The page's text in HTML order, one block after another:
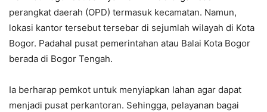
perangkat daerah (OPD) termasuk kecamatan. Namun,
lokasi kantor tersebut tersebar di sejumlah wilayah di Kota
Bogor. Padahal pusat pemerintahan atau Balai Kota Bogor
berada di Bogor Tengah.
Ia berharap pemkot untuk menyiapkan lahan agar dapat
menjadi pusat perkantoran. Sehingga, pelayanan bagai